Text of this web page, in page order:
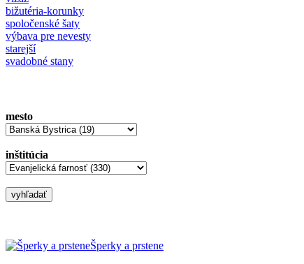
bižutéria-korunky
spoločenské šaty
výbava pre nevesty
starejší
svadobné stany
mesto
inštitúcia
Šperky a prstene